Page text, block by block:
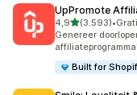
UpPromote
4,9van 5 sterren
(3.593)
3593 recensies in
•
Genereer
Built for